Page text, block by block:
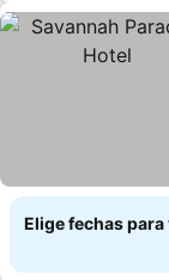
Elige fechas